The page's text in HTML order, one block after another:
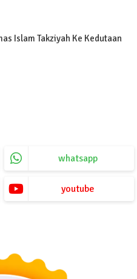
Islam Takziyah Ke Kedutaan
whatsapp
youtube